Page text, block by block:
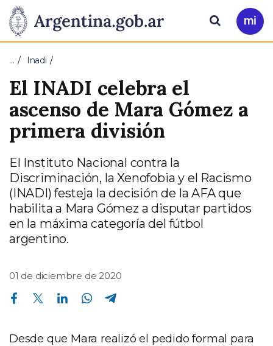
Presidencia
de
la
Nación
Pasar al contenido principal
Ir
a
Buscar
… Inadi
El INADI celebra el
ascenso de Mara Gómez a
primera división
El Instituto Nacional contra la
Discriminación, la Xenofobia y el Racismo
(INADI) festeja la decisión de la AFA que
habilita a Mara Gómez a disputar partidos
en la máxima categoría del fútbol
argentino.
01 de diciembre de 2020
Compartir en Facebook Compartir en Twitter Compartir en Linkedin Compartir en Whatsapp
Desde que Mara realizó el pedido formal para